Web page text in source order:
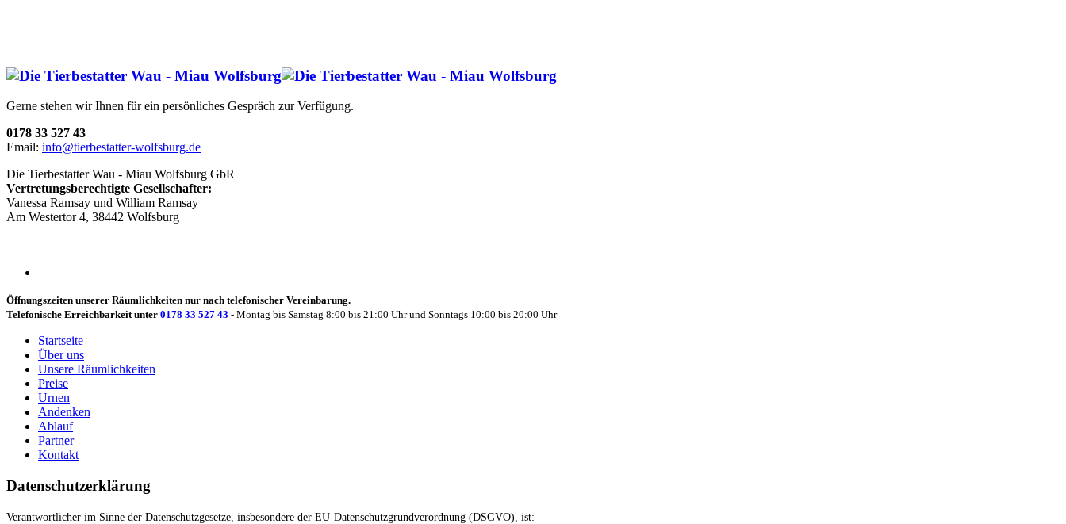
Gerne stehen wir Ihnen für ein persönliches Gespräch zur Verfügung.
0178 33 527 43
Email: info@tierbestatter-wolfsburg.de
Die Tierbestatter Wau - Miau Wolfsburg GbR
Vertretungsberechtigte Gesellschafter:
Vanessa Ramsay und William Ramsay
Am Westertor 4, 38442 Wolfsburg
Öffnungszeiten unserer Räumlichkeiten nur nach telefonischer Vereinbarung.
Telefonische Erreichbarkeit unter 0178 33 527 43 - Montag bis Samstag 8:00 bis 21:00 Uhr und Sonntags 10:00 bis 20:00 Uhr
Startseite
Über uns
Unsere Räumlichkeiten
Preise
Urnen
Andenken
Ablauf
Partner
Kontakt
Datenschutzerklärung
Verantwortlicher im Sinne der Datenschutzgesetze, insbesondere der EU-Datenschutzgrundverordnung (DSGVO), ist: